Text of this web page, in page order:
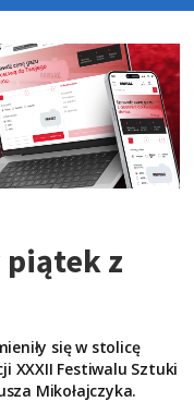
z
się w stolicę
XXXII Festiwalu Sztuki
Mikołajczyka.